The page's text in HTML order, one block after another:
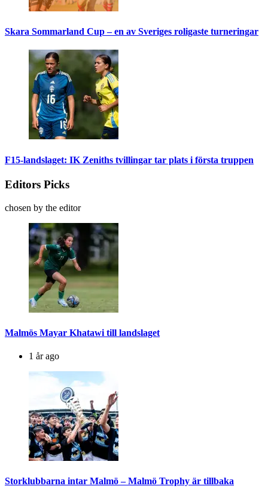
Skara Sommarland Cup – en av Sveriges roligaste turneringar
F15-landslaget: IK Zeniths tvillingar tar plats i första truppen
Editors Picks
chosen by the editor
Malmös Mayar Khatawi till landslaget
1 år ago
Storklubbarna intar Malmö – Malmö Trophy är tillbaka